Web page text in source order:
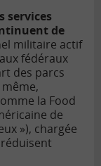
services
de
militaire actif
fédéraux
des parcs
la Food
de
»), chargée